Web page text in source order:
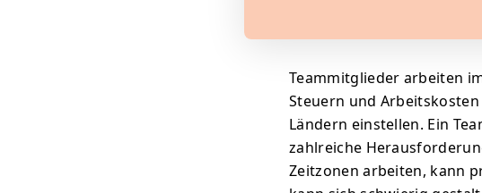
Teammitglieder arbeiten
Steuern und
Ländern einstellen. Ein
zahlreiche
Zeitzonen arbeiten, kann